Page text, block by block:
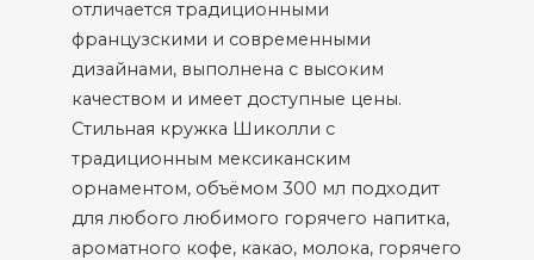
отличается традиционными
французскими и современными
дизайнами, выполнена с высоким
качеством и имеет доступные цены.
Стильная кружка Шиколли с
традиционным мексиканским
орнаментом, объёмом 300 мл подходит
для любого любимого горячего напитка,
ароматного кофе, какао, молока, горячего